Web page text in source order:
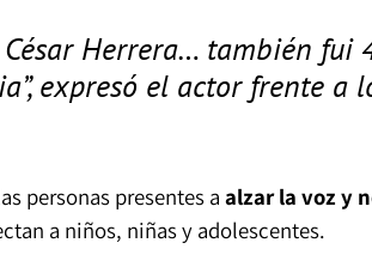
Herrera… también fui
expresó el actor frente a
personas presentes a alzar la voz y
a niños, niñas y adolescentes.